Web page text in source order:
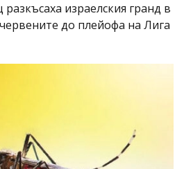
израелския гранд в
до плейофа на Лига